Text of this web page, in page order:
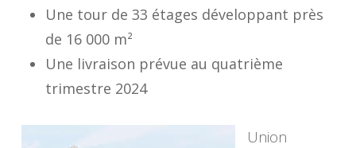
Une tour de 33 étages développant près
de 16 000 m²
Une livraison prévue au quatrième
trimestre 2024
Union